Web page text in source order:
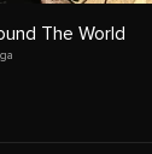
The World